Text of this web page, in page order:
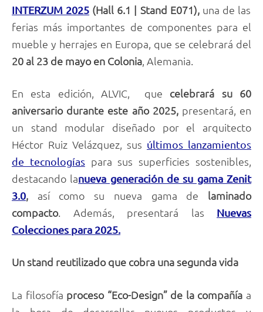
INTERZUM 2025 (Hall 6.1 | Stand E071),una de las
ferias más importantes de componentes para el
mueble y herrajes en Europa, que se celebrará del
20 al 23 de mayo en Colonia, Alemania.
En esta edición, ALVIC, que celebrará su 60
aniversario durante este año 2025,presentará, en
un stand modular diseñado por el arquitecto
Héctor Ruiz Velázquez, sus últimos lanzamientos
de tecnologíaspara sus superficies sostenibles,
destacando lanueva generación de su gama Zenit
3.0, así como su nueva gama de laminado
compacto. Además, presentará las Nuevas
Colecciones para 2025.
Un stand reutilizado que cobra una segunda vida
La filosofía proceso “Eco-Design” de la compañía a